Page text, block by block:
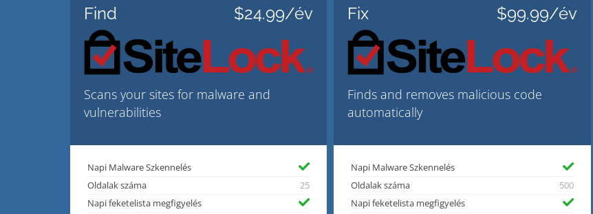
Find $24.99/év
Scans your sites for malware and
vulnerabilities
Napi Malware Szkennelés
Oldalak száma
25
Napi feketelista megfigyelés
Fix $99.99/év
Finds and removes malicious code
automatically
Napi Malware Szkennelés
Oldalak száma
500
Napi feketelista megfigyelés